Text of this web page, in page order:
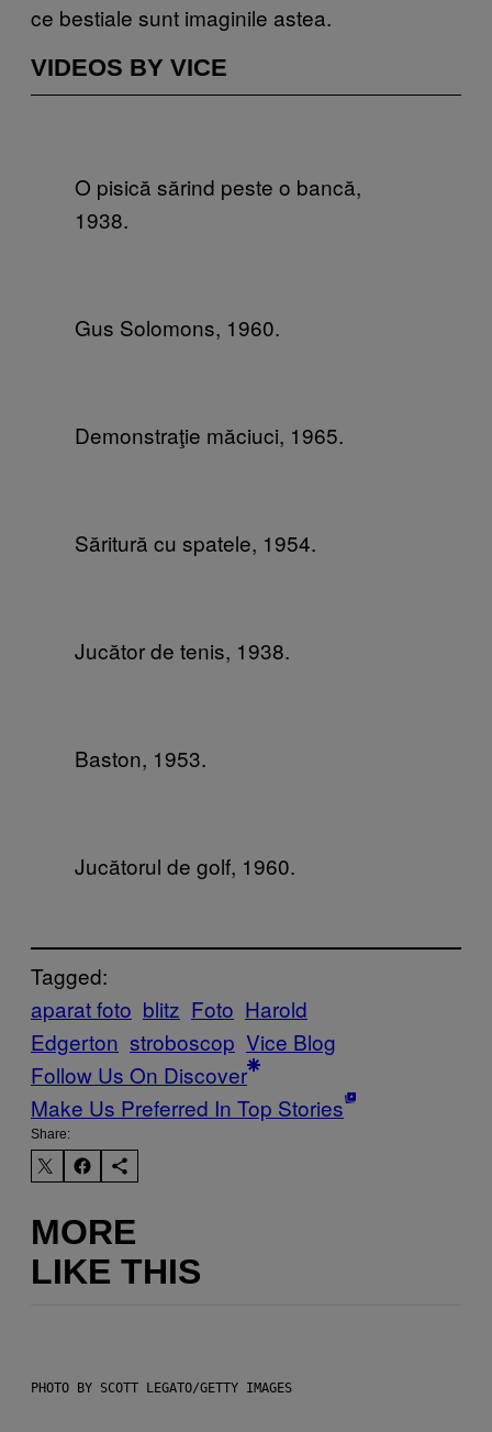
ce bestiale sunt imaginile astea.
VIDEOS BY VICE
O pisică sărind peste o bancă,
1938.
Gus Solomons, 1960.
Demonstraţie măciuci, 1965.
Săritură cu spatele, 1954.
Jucător de tenis, 1938.
Baston, 1953.
Jucătorul de golf, 1960.
Tagged:
aparat foto blitz Foto Harold
Edgerton stroboscop Vice Blog
Follow Us On Discover
Make Us Preferred In Top Stories
Share:
MORE
LIKE THIS
PHOTO BY SCOTT LEGATO/GETTY IMAGES